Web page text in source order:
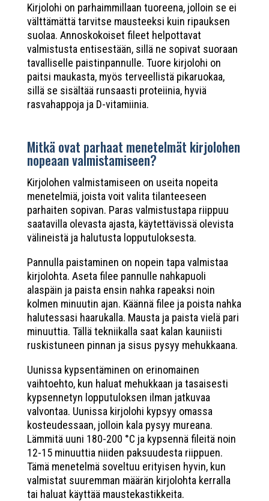
Kirjolohi on parhaimmillaan tuoreena, jolloin se ei
välttämättä tarvitse mausteeksi kuin ripauksen
suolaa. Annoskokoiset fileet helpottavat
valmistusta entisestään, sillä ne sopivat suoraan
tavalliselle paistinpannulle. Tuore kirjolohi on
paitsi maukasta, myös terveellistä pikaruokaa,
sillä se sisältää runsaasti proteiinia, hyviä
rasvahappoja ja D-vitamiinia.
Mitkä ovat parhaat menetelmät kirjolohen
nopeaan valmistamiseen?
Kirjolohen valmistamiseen on useita nopeita
menetelmiä, joista voit valita tilanteeseen
parhaiten sopivan. Paras valmistustapa riippuu
saatavilla olevasta ajasta, käytettävissä olevista
välineistä ja halutusta lopputuloksesta.
Pannulla paistaminen on nopein tapa valmistaa
kirjolohta. Aseta filee pannulle nahkapuoli
alaspäin ja paista ensin nahka rapeaksi noin
kolmen minuutin ajan. Käännä filee ja poista nahka
halutessasi haarukalla. Mausta ja paista vielä pari
minuuttia. Tällä tekniikalla saat kalan kauniisti
ruskistuneen pinnan ja sisus pysyy mehukkaana.
Uunissa kypsentäminen on erinomainen
vaihtoehto, kun haluat mehukkaan ja tasaisesti
kypsennetyn lopputuloksen ilman jatkuvaa
valvontaa. Uunissa kirjolohi kypsyy omassa
kosteudessaan, jolloin kala pysyy mureana.
Lämmitä uuni 180-200 °C ja kypsennä fileitä noin
12-15 minuuttia niiden paksuudesta riippuen.
Tämä menetelmä soveltuu erityisen hyvin, kun
valmistat suuremman määrän kirjolohta kerralla
tai haluat käyttää maustekastikkeita.